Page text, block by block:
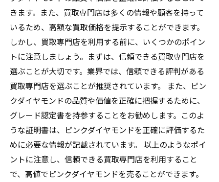
きます。また、買取専門店は多くの情報や顧客を持って
いるため、高額な買取価格を提示することができます。
しかし、買取専門店を利用する前に、いくつかのポイン
トに注意しましょう。まずは、信頼できる買取専門店を
選ぶことが大切です。業界では、信頼できる評判がある
買取専門店を選ぶことが推奨されています。 また、ピン
クダイヤモンドの品質や価値を正確に把握するために、
グレード認定書を持参することをお勧めします。このよ
うな証明書は、ピンクダイヤモンドを正確に評価するた
めに必要な情報が記載されています。 以上のようなポイ
ントに注意し、信頼できる買取専門店を利用すること
で、高値でピンクダイヤモンドを売ることができます。